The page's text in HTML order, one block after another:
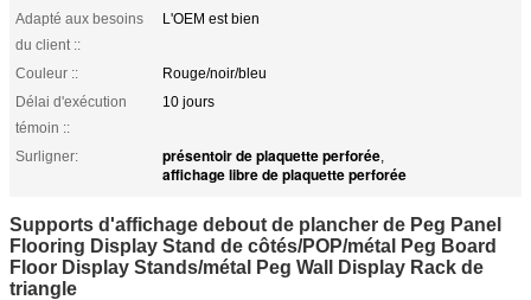
Adapté aux besoins
du client ::
L'OEM est bien
Couleur ::
Rouge/noir/bleu
Délai d'exécution
témoin ::
10 jours
Surligner: présentoir de plaquette perforée,
affichage libre de plaquette perforée
Supports d'affichage debout de plancher de Peg Panel
Flooring Display Stand de côtés/POP/métal
Peg Board
Floor Display Stands/métal Peg Wall Display Rack de
triangle